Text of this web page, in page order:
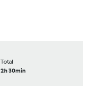
Total
2h 30min